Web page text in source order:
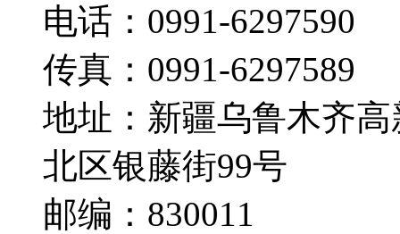
电话：0991-6297590
传真：0991-6297589
地址：新疆乌鲁木齐
北区银藤街99号
邮编：830011